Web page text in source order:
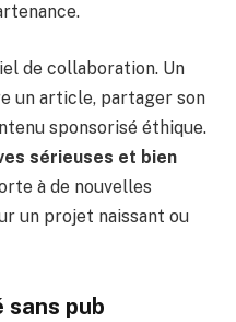
de collaboration. Un
un article, partager son
sponsorisé éthique.
sérieuses et bien
à de nouvelles
un projet naissant ou
sans pub